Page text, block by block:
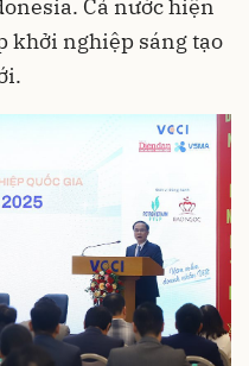
Cả nước hiện
khởi nghiệp sáng tạo